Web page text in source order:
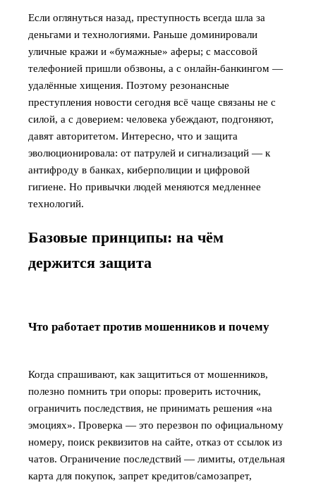
Если оглянуться назад, преступность всегда шла за
деньгами и технологиями. Раньше доминировали
уличные кражи и «бумажные» аферы; с массовой
телефонией пришли обзвоны, а с онлайн-банкингом —
удалённые хищения. Поэтому резонансные
преступления новости сегодня всё чаще связаны не с
силой, а с доверием: человека убеждают, подгоняют,
давят авторитетом. Интересно, что и защита
эволюционировала: от патрулей и сигнализаций — к
антифроду в банках, киберполиции и цифровой
гигиене. Но привычки людей меняются медленнее
технологий.
Базовые принципы: на чём
держится защита
Что работает против мошенников и почему
Когда спрашивают, как защититься от мошенников,
полезно помнить три опоры: проверить источник,
ограничить последствия, не принимать решения «на
эмоциях». Проверка — это перезвон по официальному
номеру, поиск реквизитов на сайте, отказ от ссылок из
чатов. Ограничение последствий — лимиты, отдельная
карта для покупок, запрет кредитов/самозапрет,